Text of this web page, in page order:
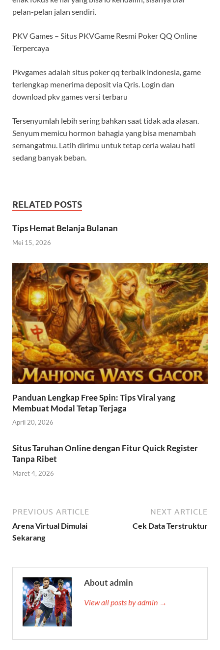
pelan-pelan jalan sendiri.
PKV Games – Situs PKVGame Resmi Poker QQ Online
Terpercaya
Pkvgames adalah situs poker qq terbaik indonesia, game
terlengkap menerima deposit via Qris. Login dan
download pkv games versi terbaru
Tersenyumlah lebih sering bahkan saat tidak ada alasan.
Senyum memicu hormon bahagia yang bisa menambah
semangatmu. Latih dirimu untuk tetap ceria walau hati
sedang banyak beban.
RELATED POSTS
Tips Hemat Belanja Bulanan
Mei 15, 2026
Panduan Lengkap Free Spin: Tips Viral yang
Membuat Modal Tetap Terjaga
April 20, 2026
Situs Taruhan Online dengan Fitur Quick Register
Tanpa Ribet
Maret 4, 2026
PREVIOUS ARTICLE
Arena Virtual Dimulai
Sekarang
NEXT ARTICLE
Cek Data Terstruktur
About admin
View all posts by admin →